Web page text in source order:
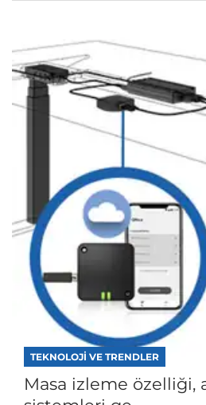
TEKNOLOJI VE TRENDLER
Masa izleme özelliği,